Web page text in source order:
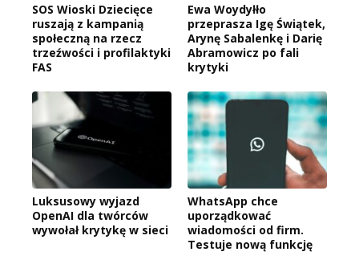
SOS Wioski Dziecięce
ruszają z kampanią
społeczną na rzecz
trzeźwości i profilaktyki
FAS
Ewa Woydyłło
przeprasza Igę Świątek,
Arynę Sabalenkę i Darię
Abramowicz po fali
krytyki
Luksusowy wyjazd
OpenAI dla twórców
wywołał krytykę w sieci
WhatsApp chce
uporządkować
wiadomości od firm.
Testuje nową funkcję